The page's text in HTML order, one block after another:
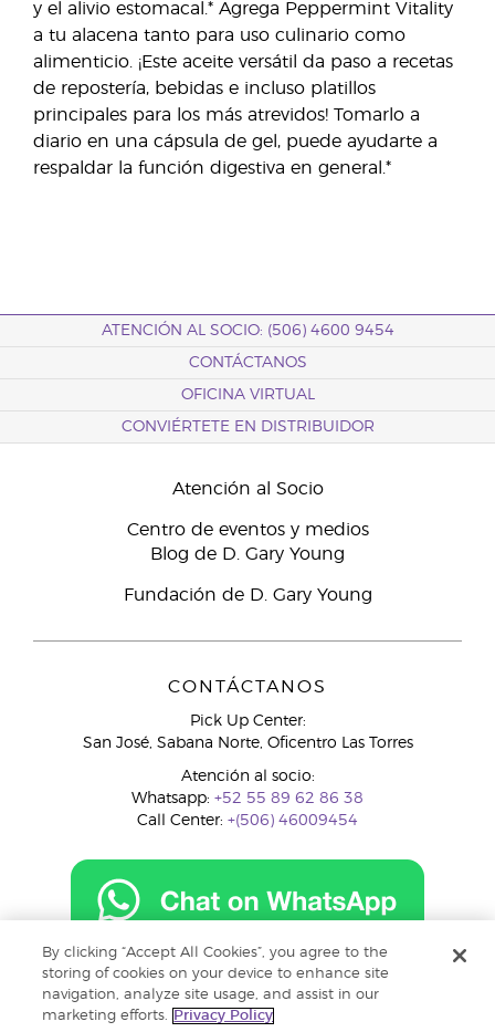
y el alivio estomacal.* Agrega Peppermint Vitality
a tu alacena tanto para uso culinario como
alimenticio. ¡Este aceite versátil da paso a recetas
de repostería, bebidas e incluso platillos
principales para los más atrevidos! Tomarlo a
diario en una cápsula de gel, puede ayudarte a
respaldar la función digestiva en general.*
ATENCIÓN AL SOCIO: (506) 4600 9454
CONTÁCTANOS
OFICINA VIRTUAL
CONVIÉRTETE EN DISTRIBUIDOR
Atención al Socio
Centro de eventos y medios
Blog de D. Gary Young
Fundación de D. Gary Young
CONTÁCTANOS
Pick Up Center:
San José, Sabana Norte, Oficentro Las Torres
Atención al socio:
Whatsapp: +52 55 89 62 86 38
Call Center: +(506) 46009454
costarica@youngliving.com
By clicking “Accept All Cookies”, you agree to the
storing of cookies on your device to enhance site
navigation, analyze site usage, and assist in our
marketing efforts.
Privacy Policy